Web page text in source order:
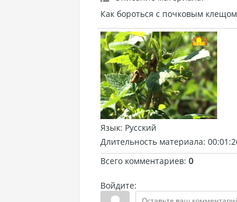
Как бороться с почковым
Язык: Русский
Длительность материала:
Всего комментариев: 0
Войдите: